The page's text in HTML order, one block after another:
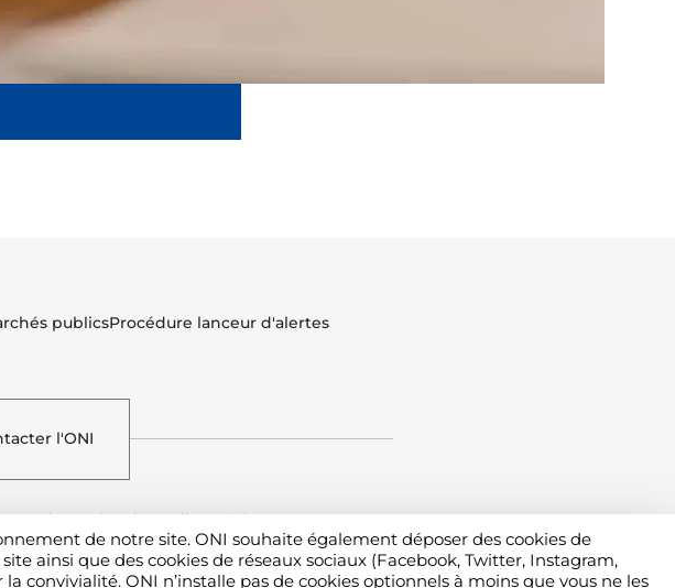
publicsProcédure lanceur d'alertes
l'ONI
devant l'Ordre ?Cliquez ici
Contactez l'Ordre
de notre site. ONI souhaite également déposer des cookies de
ainsi que des cookies de réseaux sociaux (Facebook, Twitter, Instagram,
ONI n’installe pas de cookies optionnels à moins que vous ne les